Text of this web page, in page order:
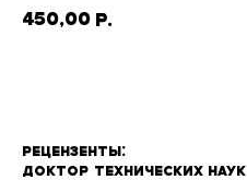
450,00 р.
Рецензенты:
Доктор технических